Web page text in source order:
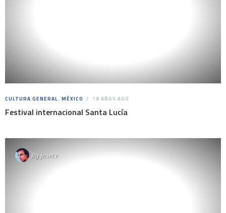
CULTURA GENERAL, MÉXICO 18 AÑOS AGO
Festival internacional Santa Lucía
By josece